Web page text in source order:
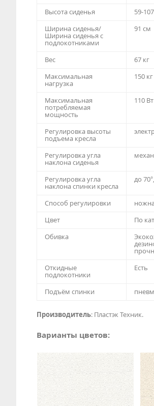
Высота сиденья
59-
Ширина сиденья/
Ширина сиденья с
подлокотниками
91 см
Вес
67 кг
Максимальная
нагрузка
150 кг
Максимальная
потребляемая
мощность
110 Вт
Регулировка высоты
подъема кресла
Регулировка угла
наклона сиденья
Регулировка угла
наклона спинки кресла
до
Способ регулировки
Цвет
По
Обивка
Откидные
подлокотники
Есть
Подъём спинки
Производитель: Пластэк Техник.
Варианты цветов: